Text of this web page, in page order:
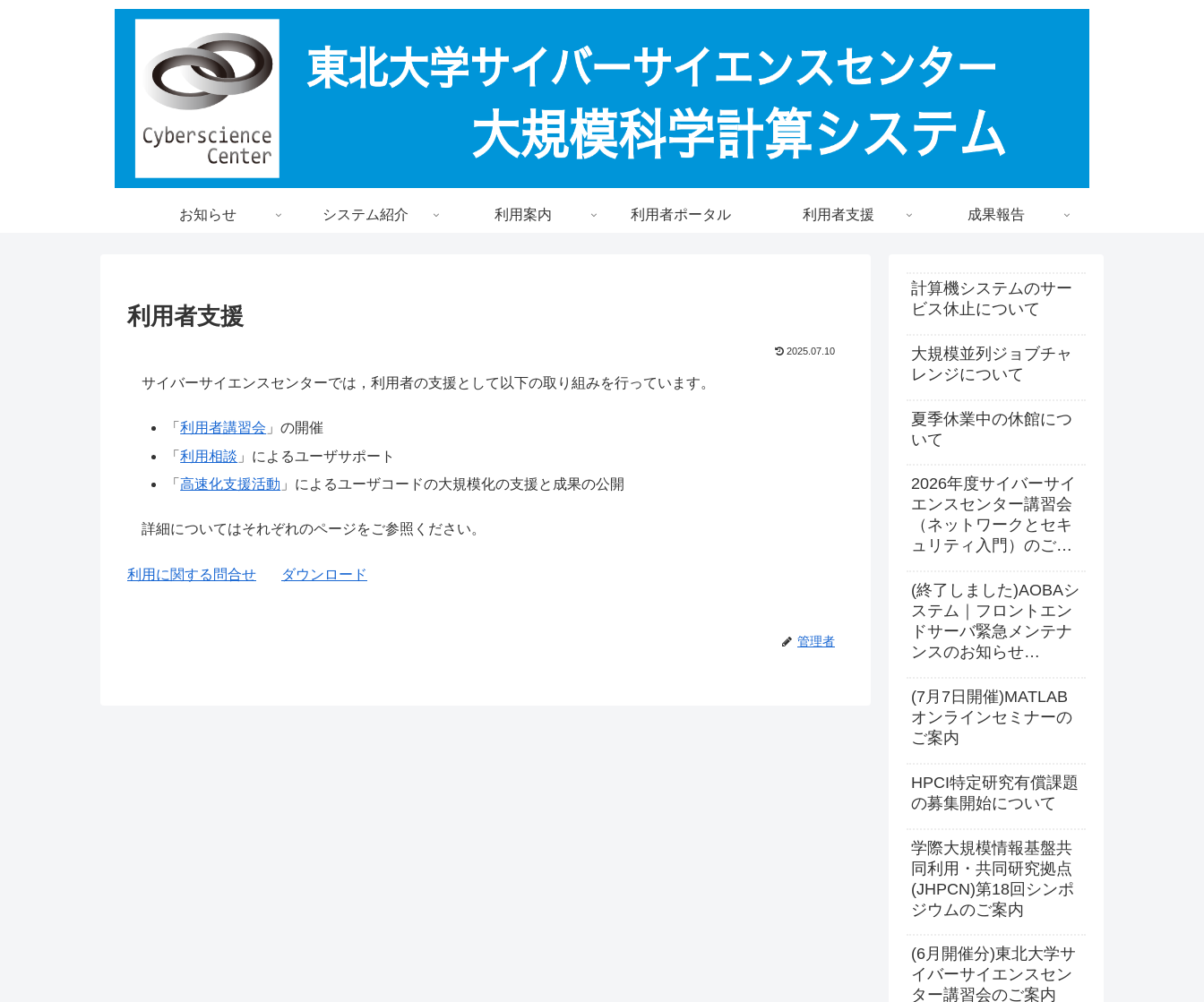
お知らせ システム紹介 利用案内 利用者ポータル 利用者支援 成果報告
利用者支援
2025.07.10
サイバーサイエンスセンターでは，利用者の支援として以下の取り組みを行っています。
「利用者講習会 」の開催
「利用相談 」によるユーザサポート
「高速化支援活動 」によるユーザコードの大規模化の支援と成果の公開
詳細についてはそれぞれのページをご参照ください。
利用に関する問合せ ダウンロード
管理者
計算機システムのサー
ビス休止について
大規模並列ジョブチャ
レンジについて
夏季休業中の休館につ
いて
2026年度サイバーサイ
エンスセンター講習会
（ネットワークとセキ
ュリティ入門）のご案
(終了しました)AOBAシ
ステム｜フロントエン
ドサーバ緊急メンテナ
ンスのお知らせ
(7月7日開催)MATLAB
オンラインセミナーの
ご案内
HPCI特定研究有償課題
の募集開始について
学際大規模情報基盤共
同利用・共同研究拠点
(JHPCN)第18回シンポ
ジウムのご案内
(6月開催分)東北大学サ
イバーサイエンスセン
ター講習会のご案内